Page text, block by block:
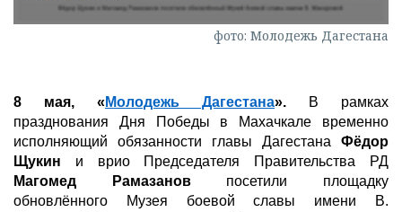
фото: Молодежь Дагестана
8 мая, « Молодежь Дагестана».
В рамках
празднования Дня Победы в Махачкале временно
исполняющий обязанности главы Дагестана Фёдор
Щукин и врио Председателя Правительства РД
Магомед Рамазановпосетили площадку
обновлённого Музея боевой славы имени В.